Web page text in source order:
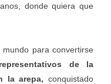
donde quiera que
para convertirse
de la
la arepa, conquistado